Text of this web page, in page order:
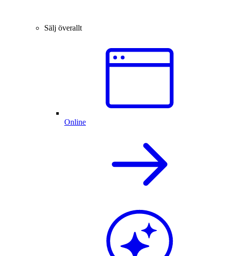
Sälj överallt
Online